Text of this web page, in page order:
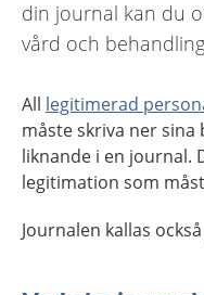
din journal kan du
vård och
All legitimerad
måste skriva ner
liknande i en journal.
legitimation som
Journalen kallas